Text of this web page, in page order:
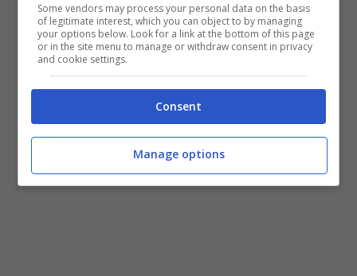
Ovviamente qualora l’annata del sudamericano
dovesse rivelarsi eccezionale, Giuntoli potrebbe
anche ragionare in un’ottica di permanenza
nella prima squadra. A prescindere dall’addio di
Allegri, che resta sempre un tema caldo in casa
Juve.
Some vendors may process your personal data on the basis
of legitimate interest, which you can object to by managing
your options below. Look for a link at the bottom of this page
or in the site menu to manage or withdraw consent in privacy
and cookie settings.
Consent
Manage options